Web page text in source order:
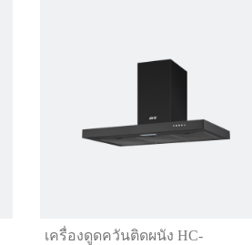
เครื่องดูดควันติดผนัง HC-